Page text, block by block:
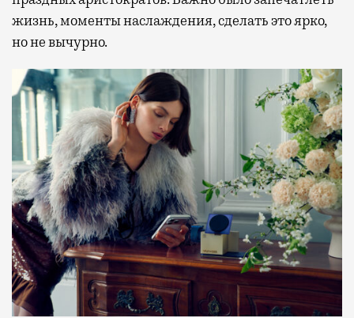
жизнь, моменты наслаждения, сделать это ярко,
но не вычурно.